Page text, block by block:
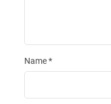
Name*